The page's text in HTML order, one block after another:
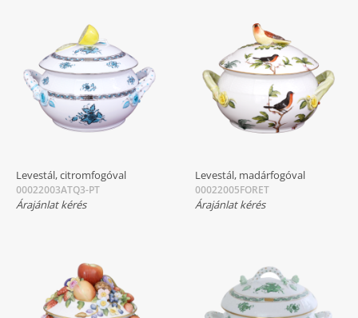
Levestál, citromfogóval
00022003ATQ3-PT
Árajánlat kérés
Levestál, madárfogóval
00022005FORET
Árajánlat kérés